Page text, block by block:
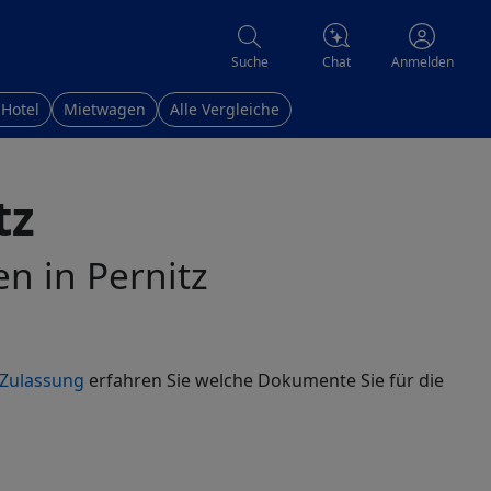
Suche Chat Anmelden
Mietwagen Alle Vergleiche
in Pernitz
erfahren Sie welche Dokumente Sie für die